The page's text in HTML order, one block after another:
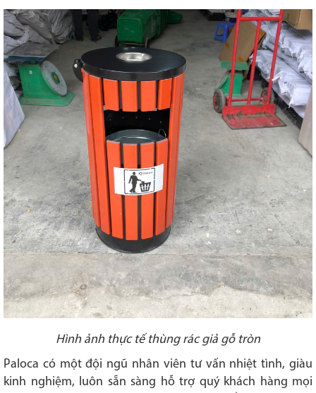
Hình ảnh thực tế thùng rác giả gỗ tròn
Paloca có một đội ngũ nhân viên tư vấn nhiệt tình, giàu
kinh nghiệm, luôn sẵn sàng hỗ trợ quý khách hàng mọi